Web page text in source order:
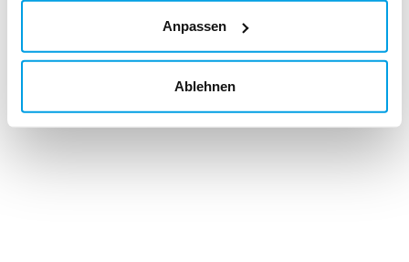
Anpassen
Ablehnen